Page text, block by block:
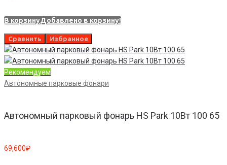
В корзинуДобавлено в корзину!
Сравнить Избранное
Рекомендуем
Автономные парковые фонари
Автономный парковый фонарь HS Park 10Вт 100 65
69,600₽